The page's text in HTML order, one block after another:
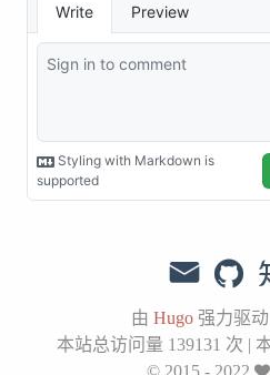
由 Hugo强力驱动
本站总访问量 139131 次 |
© 2015 - 2022